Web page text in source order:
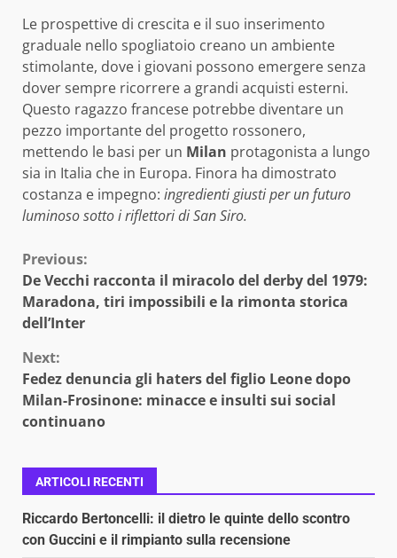
Le prospettive di crescita e il suo inserimento
graduale nello spogliatoio creano un ambiente
stimolante, dove i giovani possono emergere senza
dover sempre ricorrere a grandi acquisti esterni.
Questo ragazzo francese potrebbe diventare un
pezzo importante del progetto rossonero,
mettendo le basi per un Milan protagonista a lungo
sia in Italia che in Europa. Finora ha dimostrato
costanza e impegno: ingredienti giusti per un futuro
luminoso sotto i riflettori di San Siro.
Continue
Reading
Previous:
De Vecchi racconta il miracolo del derby del 1979:
Maradona, tiri impossibili e la rimonta storica
dell’Inter
Next:
Fedez denuncia gli haters del figlio Leone dopo
Milan-Frosinone: minacce e insulti sui social
continuano
ARTICOLI RECENTI
Riccardo Bertoncelli: il dietro le quinte dello scontro
con Guccini e il rimpianto sulla recensione